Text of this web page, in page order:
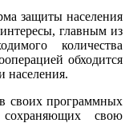
защиты населения
главным из
количества
обходится
населения.
своих программных
свою